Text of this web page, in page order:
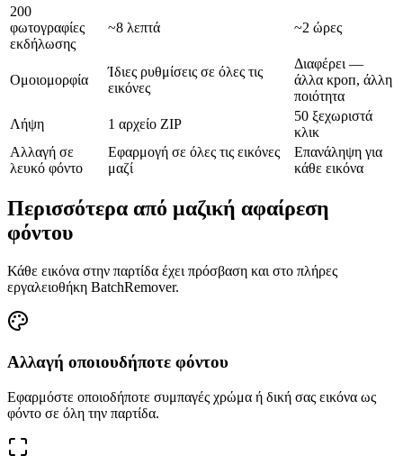
200
φωτογραφίες
εκδήλωσης
~8 λεπτά ~2 ώρες
Ομοιομορφία
Ίδιες ρυθμίσεις σε όλες τις
εικόνες
Διαφέρει —
άλλα κроп, άλλη
ποιότητα
Λήψη
1 αρχείο ZIP
50 ξεχωριστά
κλικ
Αλλαγή σε
λευκό φόντο
Εφαρμογή σε όλες τις εικόνες
μαζί
Επανάληψη για
κάθε εικόνα
Περισσότερα από μαζική αφαίρεση
φόντου
Κάθε εικόνα στην παρτίδα έχει πρόσβαση και στο πλήρες
εργαλειοθήκη BatchRemover.
Αλλαγή οποιουδήποτε φόντου
Εφαρμόστε οποιοδήποτε συμπαγές χρώμα ή δική σας εικόνα ως
φόντο σε όλη την παρτίδα.